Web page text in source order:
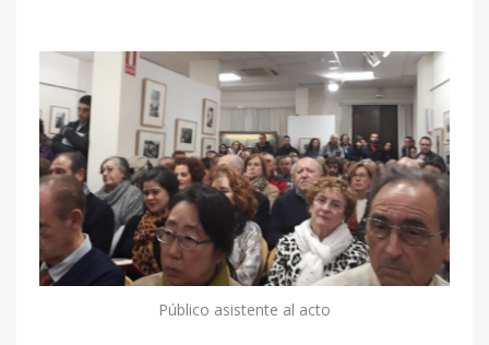
Público asistente al acto